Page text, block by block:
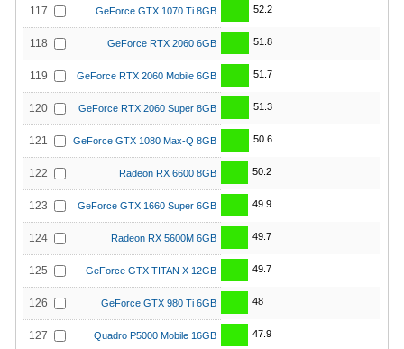
117 GeForce GTX 1070 Ti 8GB 52.2
118 GeForce RTX 2060 6GB 51.8
119 GeForce RTX 2060 Mobile 6GB 51.7
120 GeForce RTX 2060 Super 8GB 51.3
121 GeForce GTX 1080 Max-Q 8GB 50.6
122 Radeon RX 6600 8GB 50.2
123 GeForce GTX 1660 Super 6GB 49.9
124 Radeon RX 5600M 6GB 49.7
125 GeForce GTX TITAN X 12GB 49.7
126 GeForce GTX 980 Ti 6GB 48
127 Quadro P5000 Mobile 16GB 47.9